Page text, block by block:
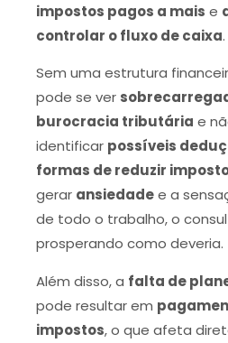
impostos pagos a mais e
controlar o fluxo de caixa.
Sem uma estrutura
pode se ver
burocracia tributária e
identificar possíveis
formas de reduzir
gerar ansiedadee a
de todo o trabalho, o
prosperando como deveria.
Além disso, a falta de
pode resultar em
impostos, o que afeta